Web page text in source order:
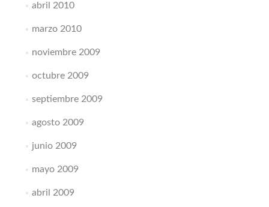
abril 2010
marzo 2010
noviembre 2009
octubre 2009
septiembre 2009
agosto 2009
junio 2009
mayo 2009
abril 2009